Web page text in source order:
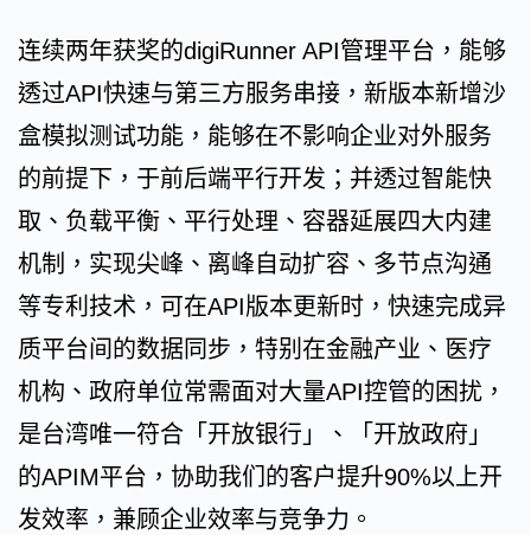
连续两年获奖的digiRunner API管理平台，能够
透过API快速与第三方服务串接，新版本新增沙
盒模拟测试功能，能够在不影响企业对外服务
的前提下，于前后端平行开发；并透过智能快
取、负载平衡、平行处理、容器延展四大内建
机制，实现尖峰、离峰自动扩容、多节点沟通
等专利技术，可在API版本更新时，快速完成异
质平台间的数据同步，特别在金融产业、医疗
机构、政府单位常需面对大量API控管的困扰，
是台湾唯一符合「开放银行」、「开放政府」
的APIM平台，协助我们的客户提升90%以上开
发效率，兼顾企业效率与竞争力。